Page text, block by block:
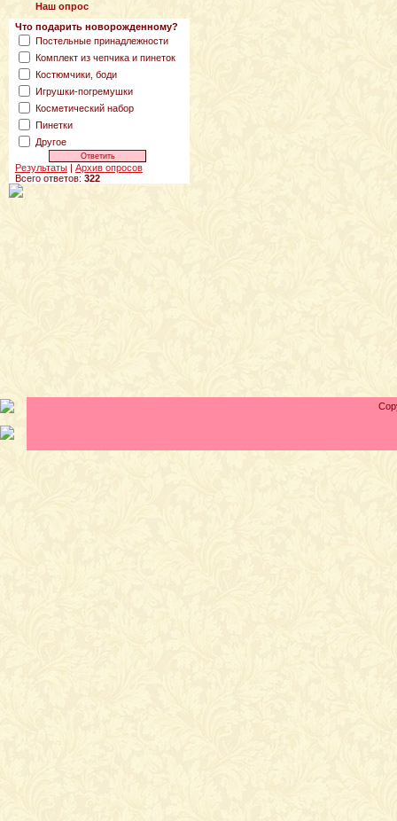
Наш опрос
Что подарить новорожденному?
Постельные принадлежности
Комплект из чепчика и пинеток
Костюмчики, боди
Игрушки-погремушки
Косметический набор
Пинетки
Другое
Результаты| Архив опросов
Всего ответов: 322